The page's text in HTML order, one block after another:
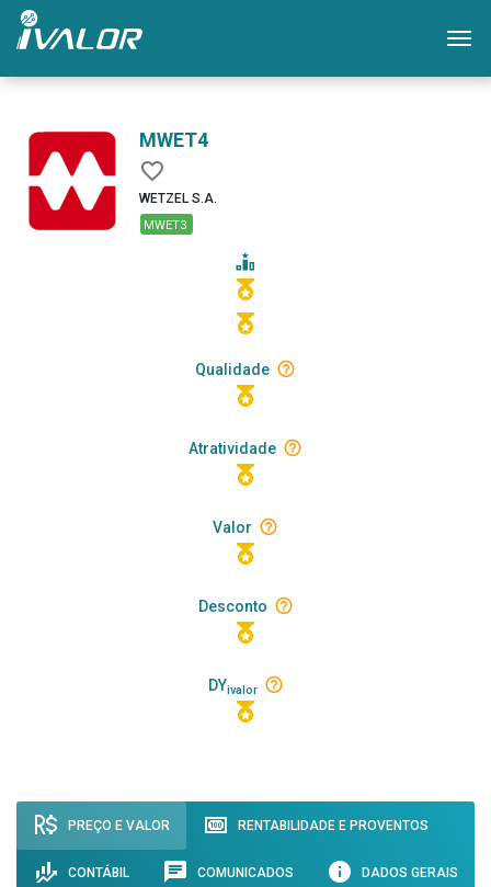
MWET4
WETZEL S.A.
MWET3
Qualidade
Atratividade
Valor
Desconto
DYivalor
PREÇO E VALOR RENTABILIDADE E PROVENTOS
CONTÁBIL COMUNICADOS DADOS GERAIS